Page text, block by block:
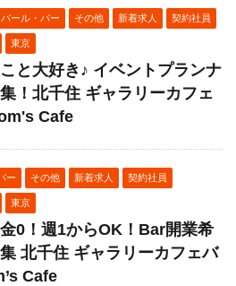
バール・バー その他 新着求人 契約社員
東京
と大好き♪ イベントプランナ
！北千住 ギャラリーカフェ
Cafe
ー その他 新着求人 契約社員
東京
0！週1からOK！Bar開業希
北千住 ギャラリーカフェバ
Cafe